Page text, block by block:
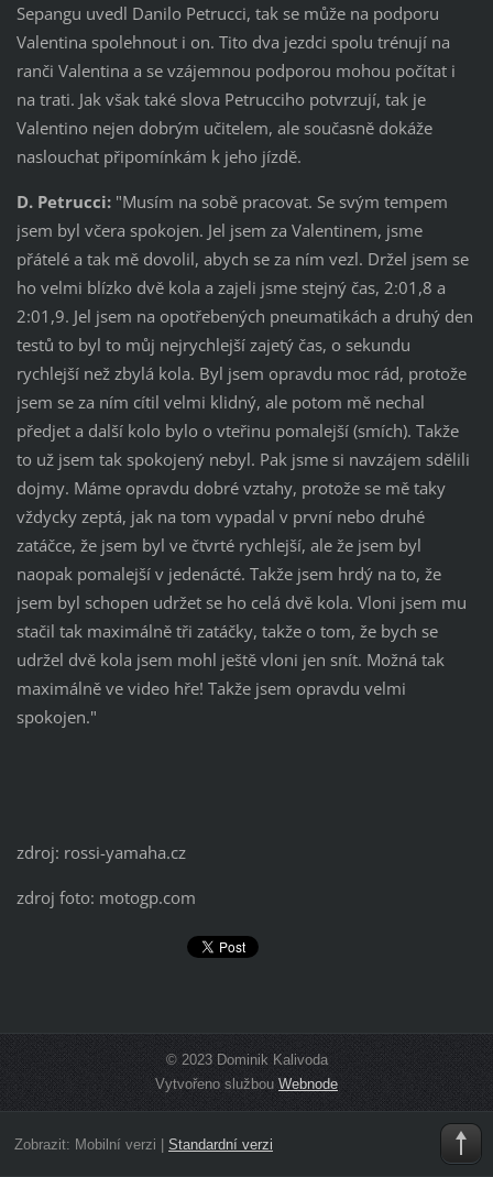
Sepangu uvedl Danilo Petrucci, tak se může na podporu
Valentina spolehnout i on. Tito dva jezdci spolu trénují na
ranči Valentina a se vzájemnou podporou mohou počítat i
na trati. Jak však také slova Petrucciho potvrzují, tak je
Valentino nejen dobrým učitelem, ale současně dokáže
naslouchat připomínkám k jeho jízdě.
D. Petrucci: "Musím na sobě pracovat. Se svým tempem
jsem byl včera spokojen. Jel jsem za Valentinem, jsme
přátelé a tak mě dovolil, abych se za ním vezl. Držel jsem se
ho velmi blízko dvě kola a zajeli jsme stejný čas, 2:01,8 a
2:01,9. Jel jsem na opotřebených pneumatikách a druhý den
testů to byl to můj nejrychlejší zajetý čas, o sekundu
rychlejší než zbylá kola. Byl jsem opravdu moc rád, protože
jsem se za ním cítil velmi klidný, ale potom mě nechal
předjet a další kolo bylo o vteřinu pomalejší (smích). Takže
to už jsem tak spokojený nebyl. Pak jsme si navzájem sdělili
dojmy. Máme opravdu dobré vztahy, protože se mě taky
vždycky zeptá, jak na tom vypadal v první nebo druhé
zatáčce, že jsem byl ve čtvrté rychlejší, ale že jsem byl
naopak pomalejší v jedenácté. Takže jsem hrdý na to, že
jsem byl schopen udržet se ho celá dvě kola. Vloni jsem mu
stačil tak maximálně tři zatáčky, takže o tom, že bych se
udržel dvě kola jsem mohl ještě vloni jen snít. Možná tak
maximálně ve video hře! Takže jsem opravdu velmi
spokojen."
zdroj: rossi-yamaha.cz
zdroj foto: motogp.com
© 2023 Dominik Kalivoda
Vytvořeno službou Webnode
Zobrazit: Mobilní verzi Standardní verzi